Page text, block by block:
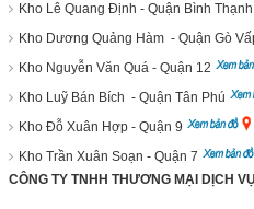
Kho Lê Quang Định - Quận Bình Thạnh
Kho Dương Quảng Hàm - Quận Gò
Kho Nguyễn Văn Quá - Quận 12
Kho Luỹ Bán Bích - Quận Tân Phú
Kho Đỗ Xuân Hợp - Quận 9
Kho Trần Xuân Soạn - Quận 7
CÔNG TY TNHH THƯƠNG MẠI DỊCH